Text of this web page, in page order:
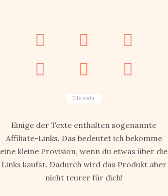
Hinweis
Einige der Texte enthalten sogenannte
Affiliate-Links. Das bedeutet ich bekomme
eine kleine Provision, wenn du etwas über die
Links kaufst. Dadurch wird das Produkt aber
nicht teurer für dich!